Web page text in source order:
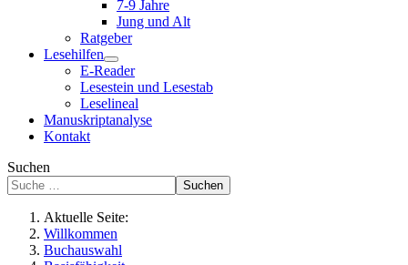
7-9 Jahre
Jung und Alt
Ratgeber
Lesehilfen
E-Reader
Lesestein und Lesestab
Leselineal
Manuskriptanalyse
Kontakt
Suchen
Suchen
Aktuelle Seite:
Willkommen
Buchauswahl